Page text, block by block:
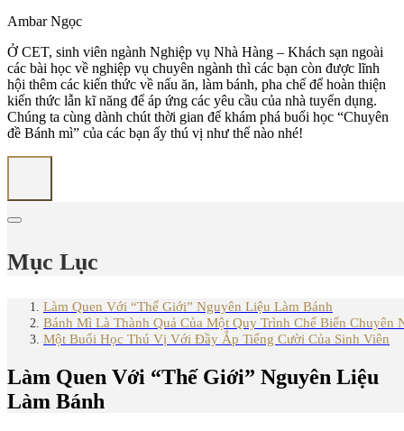
Ambar Ngọc
Ở CET, sinh viên ngành Nghiệp vụ Nhà Hàng – Khách sạn ngoài
các bài học về nghiệp vụ chuyên ngành thì các bạn còn được lĩnh
hội thêm các kiến thức về nấu ăn, làm bánh, pha chế để hoàn thiện
kiến thức lẫn kĩ năng để áp ứng các yêu cầu của nhà tuyển dụng.
Chúng ta cùng dành chút thời gian để khám phá buổi học “Chuyên
đề Bánh mì” của các bạn ấy thú vị như thế nào nhé!
Mục Lục
Làm Quen Với “Thế Giới” Nguyên Liệu Làm Bánh
Bánh Mì Là Thành Quả Của Một Quy Trình Chế Biến Chuyên
Một Buổi Học Thú Vị Với Đầy Ắp Tiếng Cười Của Sinh Viên
Làm Quen Với “Thế Giới” Nguyên Liệu
Làm Bánh